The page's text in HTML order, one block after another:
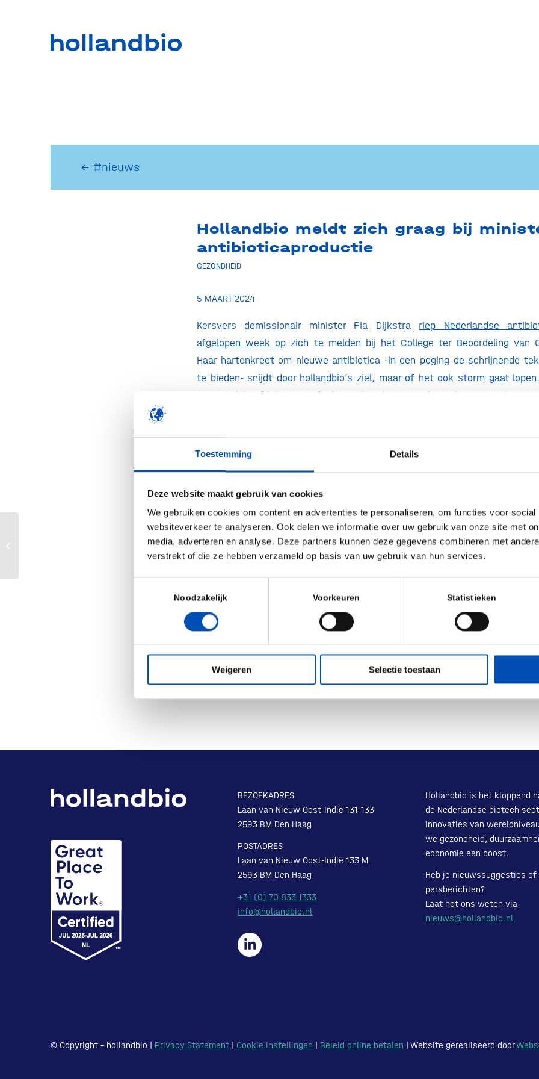
Toestemming Details
Deze website maakt gebruik van cookies
We gebruiken cookies om content en advertenties te personaliseren, om functies voor social
websiteverkeer te analyseren. Ook delen we informatie over uw gebruik van onze site met
media, adverteren en analyse. Deze partners kunnen deze gegevens combineren met
verstrekt of die ze hebben verzameld op basis van uw gebruik van hun services.
Noodzakelijk Voorkeuren Statistieken
Weigeren Selectie toestaan
← #nieuws
Hollandbio meldt zich graag bij
antibioticaproductie
GEZONDHEID
5 MAART 2024
Kersvers demissionair minister Pia Dijkstra riep Nederlandse
afgelopen week op zich te melden bij het College ter Beoordeling van
Haar hartenkreet om nieuwe antibiotica -in een poging de schrijnende
te bieden- snijdt door hollandbio’s ziel, maar of het ook storm gaat
een hard hoofd in. Het afgelopen jaar beet menig ondernemer uit
namelijk stuk op het gebrek aan financiering om producten door te
Antibioticaontwikkeling en -resistentie vragen om meer dan alleen
Hoewel Dijkstra’s voorganger Kuipers het topic weer hoog op de
zette, wachten we nog altijd in spanning op het Nationaal Actieplan
aankondigde. Gezien de urgentie, en het belang van de komst van
een ronkende passage over hoe we de ontwikkelaars en producenten
lange en hobbelige route van lab naar praktijk daarin absoluut
denkt hier uiteraard graag over mee!
/
BEZOEKADRES
Laan van Nieuw Oost-Indië 131-133
2593 BM Den Haag
POSTADRES
Laan van Nieuw Oost-Indië 133 M
2593 BM Den Haag
+31 (0) 70 833 1333
info@hollandbio.nl
Hollandbio is het kloppend
de Nederlandse biotech
innovaties van
we gezondheid,
economie een boost.
Heb je nieuwssuggesties of
persberichten?
Laat het ons weten via
nieuws@hollandbio.nl
© Copyright – hollandbio | Privacy Statement| Cookie instellingen Beleid online betalen | Website gerealiseerd door